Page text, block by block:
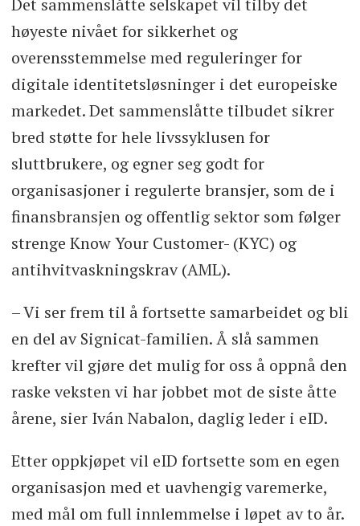
Det sammenslåtte selskapet vil tilby det
høyeste nivået for sikkerhet og
overensstemmelse med reguleringer for
digitale identitetsløsninger i det europeiske
markedet. Det sammenslåtte tilbudet sikrer
bred støtte for hele livssyklusen for
sluttbrukere, og egner seg godt for
organisasjoner i regulerte bransjer, som de i
finansbransjen og offentlig sektor som følger
strenge Know Your Customer- (KYC) og
antihvitvaskningskrav (AML).
– Vi ser frem til å fortsette samarbeidet og bli
en del av Signicat-familien. Å slå sammen
krefter vil gjøre det mulig for oss å oppnå den
raske veksten vi har jobbet mot de siste åtte
årene, sier Iván Nabalon, daglig leder i eID.
Etter oppkjøpet vil eID fortsette som en egen
organisasjon med et uavhengig varemerke,
med mål om full innlemmelse i løpet av to år.